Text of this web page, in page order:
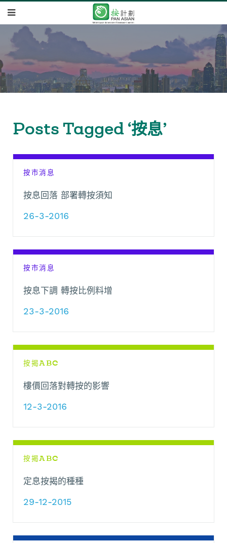
Posts Tagged ‘按息’
按市消息
按息回落 部署轉按須知
26-3-2016
按市消息
按息下調 轉按比例料增
23-3-2016
按揭ABC
樓價回落對轉按的影響
12-3-2016
按揭ABC
定息按揭的種種
29-12-2015